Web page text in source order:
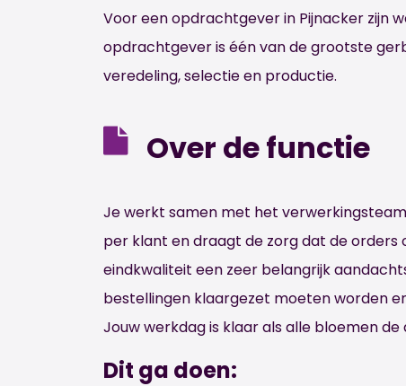
Voor een opdrachtgever in Pijnacker zijn
opdrachtgever is één van de grootste
veredeling, selectie en productie.
Over de functie
Je werkt samen met het
per klant en draagt de zorg dat de orders
eindkwaliteit een zeer belangrijk
bestellingen klaargezet moeten worden
Jouw werkdag is klaar als alle bloemen de
Dit ga doen: